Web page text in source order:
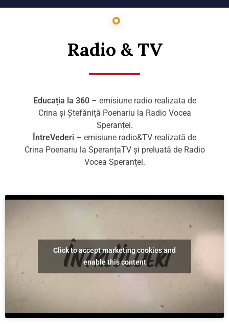
Radio & TV
Educația la 360– emisiune radio realizata de
Crina și Ștefăniță Poenariu la Radio Vocea
Speranței.
ÎntreVederi – emisiune radio&TV realizată de
Crina Poenariu la SperanțaTV și preluată de Radio
Vocea Speranței.
Click to accept marketing cookies and
enable this content